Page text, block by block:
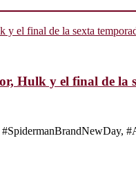
Hulk y el final de la